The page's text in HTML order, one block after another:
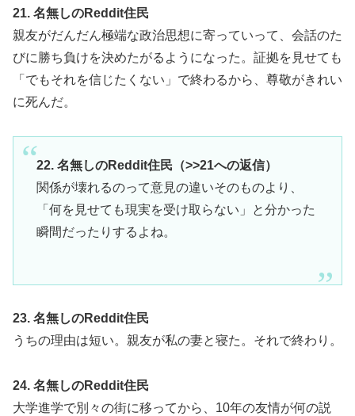
21. 名無しのReddit住民
親友がだんだん極端な政治思想に寄っていって、会話のた
びに勝ち負けを決めたがるようになった。証拠を見せても
「でもそれを信じたくない」で終わるから、尊敬がきれい
に死んだ。
22. 名無しのReddit住民（>>21への返信）
関係が壊れるのって意見の違いそのものより、
「何を見せても現実を受け取らない」と分かった
瞬間だったりするよね。
23. 名無しのReddit住民
うちの理由は短い。親友が私の妻と寝た。それで終わり。
24. 名無しのReddit住民
大学進学で別々の街に移ってから、10年の友情が何の説